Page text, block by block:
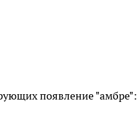
появление "амбре":